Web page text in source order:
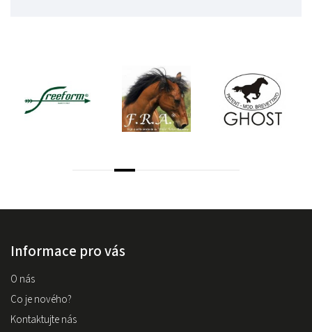
Informace pro vás
O nás
Co je nového?
Kontaktujte nás